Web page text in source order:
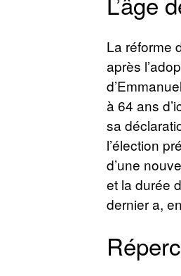
La réforme
après
à 64 ans
sa
l’élection
d’une
et la durée
dernier a,